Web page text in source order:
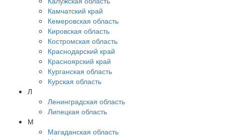
Камчатский край
Кемеровская область
Кировская область
Костромская область
Краснодарский край
Красноярский край
Курганская область
Курская область
Л
Ленинградская область
Липецкая область
М
Магаданская область